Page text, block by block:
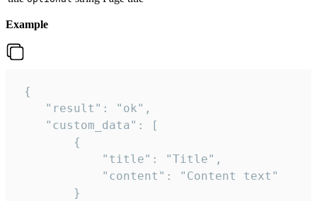
Example
{
    "result": "ok",
    "custom_data": [
        {
            "title": "Title",
            "content": "Content text"
        }